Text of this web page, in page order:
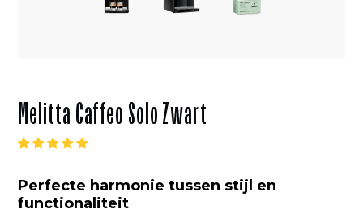
Melitta Caffeo Solo Zwart
Perfecte harmonie tussen stijl en
functionaliteit